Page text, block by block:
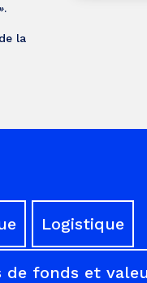
.
la
Logistique
de fonds et